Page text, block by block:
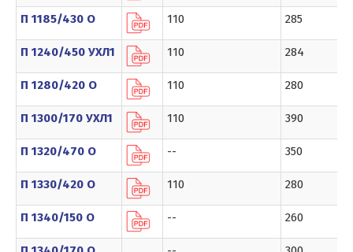
П 1185/430 О 110 285
П 1240/450 УХЛ1 110 284
П 1280/420 О 110 280
П 1300/170 УХЛ1 110 390
П 1320/470 О -- 350
П 1330/420 О 110 280
П 1340/150 О -- 260